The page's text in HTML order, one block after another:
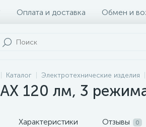
Оплата и доставка Обмен и
Каталог Электротехнические изделия
120 лм, 3
Характеристики Отзывы 0